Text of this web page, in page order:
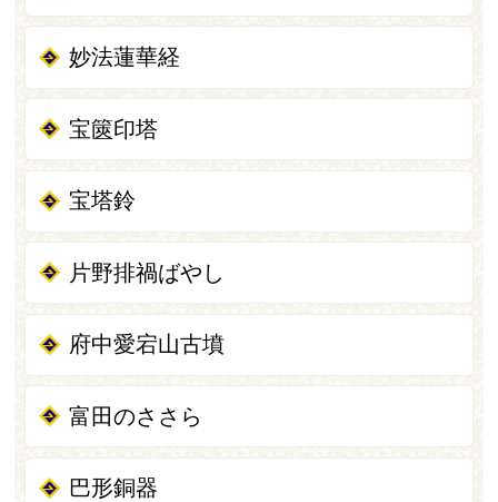
妙法蓮華経
宝篋印塔
宝塔鈴
片野排禍ばやし
府中愛宕山古墳
富田のささら
巴形銅器